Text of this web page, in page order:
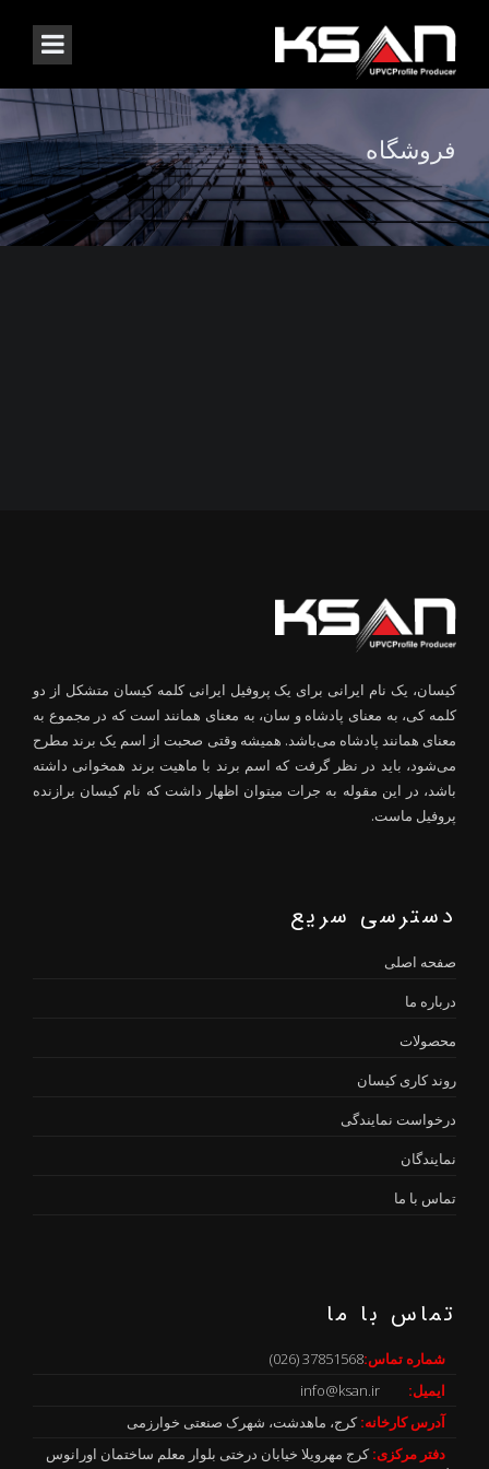
فروشگاه
کیسان، یک نام ایرانی برای یک پروفیل ایرانی کلمه کیسان متشکل از دو
کلمه کی، به معنای پادشاه و سان، به معنای همانند است که در مجموع به
معنای همانند پادشاه می‌باشد. همیشه وقتی صحبت از اسم یک برند مطرح
می‌شود، باید در نظر گرفت که اسم برند با ماهیت برند همخوانی داشته
باشد، در این مقوله به جرات میتوان اظهار داشت که نام کیسان برازنده
پروفیل ماست.
دسترسی سریع
صفحه اصلی
درباره ما
محصولات
روند کاری کیسان
درخواست نمایندگی
نمایندگان
تماس با ما
تماس با ما
شماره تماس:37851568 (026)
ایمیل:
info@ksan.ir
آدرس کارخانه:کرج، ماهدشت، شهرک صنعتی خوارزمی
دفتر مرکزی:کرج مهرویلا خیابان درختی بلوار معلم ساختمان اورانوس